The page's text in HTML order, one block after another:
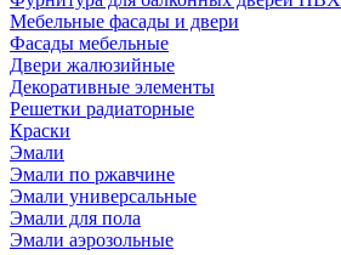
Мебельные фасады и двери
Фасады мебельные
Двери жалюзийные
Декоративные элементы
Решетки радиаторные
Краски
Эмали
Эмали по ржавчине
Эмали универсальные
Эмали для пола
Эмали аэрозольные